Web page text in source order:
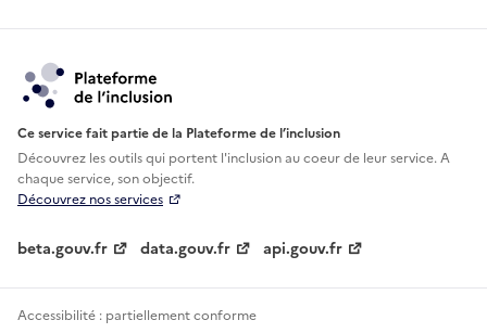
Ce service fait partie de la Plateforme de l’inclusion
Découvrez les outils qui portent l'inclusion aucoeur de leur service. A
chaque service, son objectif.
Découvrez nos services
beta.gouv.fr data.gouv.fr api.gouv.fr
Accessibilité : partiellement conforme